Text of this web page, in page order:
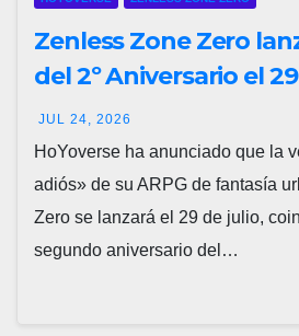
Zenless Zone Zero
del 2º Aniversario el
regalos para todos los
nuevos personajes
JUL 24, 2026
HoYoverse ha anunciado que la
adiós» de su ARPG de fantasía
Zero se lanzará el 29 de julio,
segundo aniversario del…